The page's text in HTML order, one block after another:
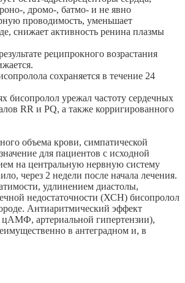
, дромо-, батмо- и не явно
проводимость, уменьшает
снижает активность ренина плазмы
реципрокного возрастания
сохраняется в течение 24
бисопролол урежал частоту сердечных
RR и PQ, а также корригированного
объема крови, симпатической
для пациентов с исходной
на центральную нервную систему
через 2 недели после начала лечения.
удлинением диастолы,
недостаточности (ХСН) бисопролол
Антиаритмический эффект
цАМФ, артериальной гипертензии),
в антеградном и, в